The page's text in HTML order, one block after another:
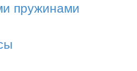
пружинами